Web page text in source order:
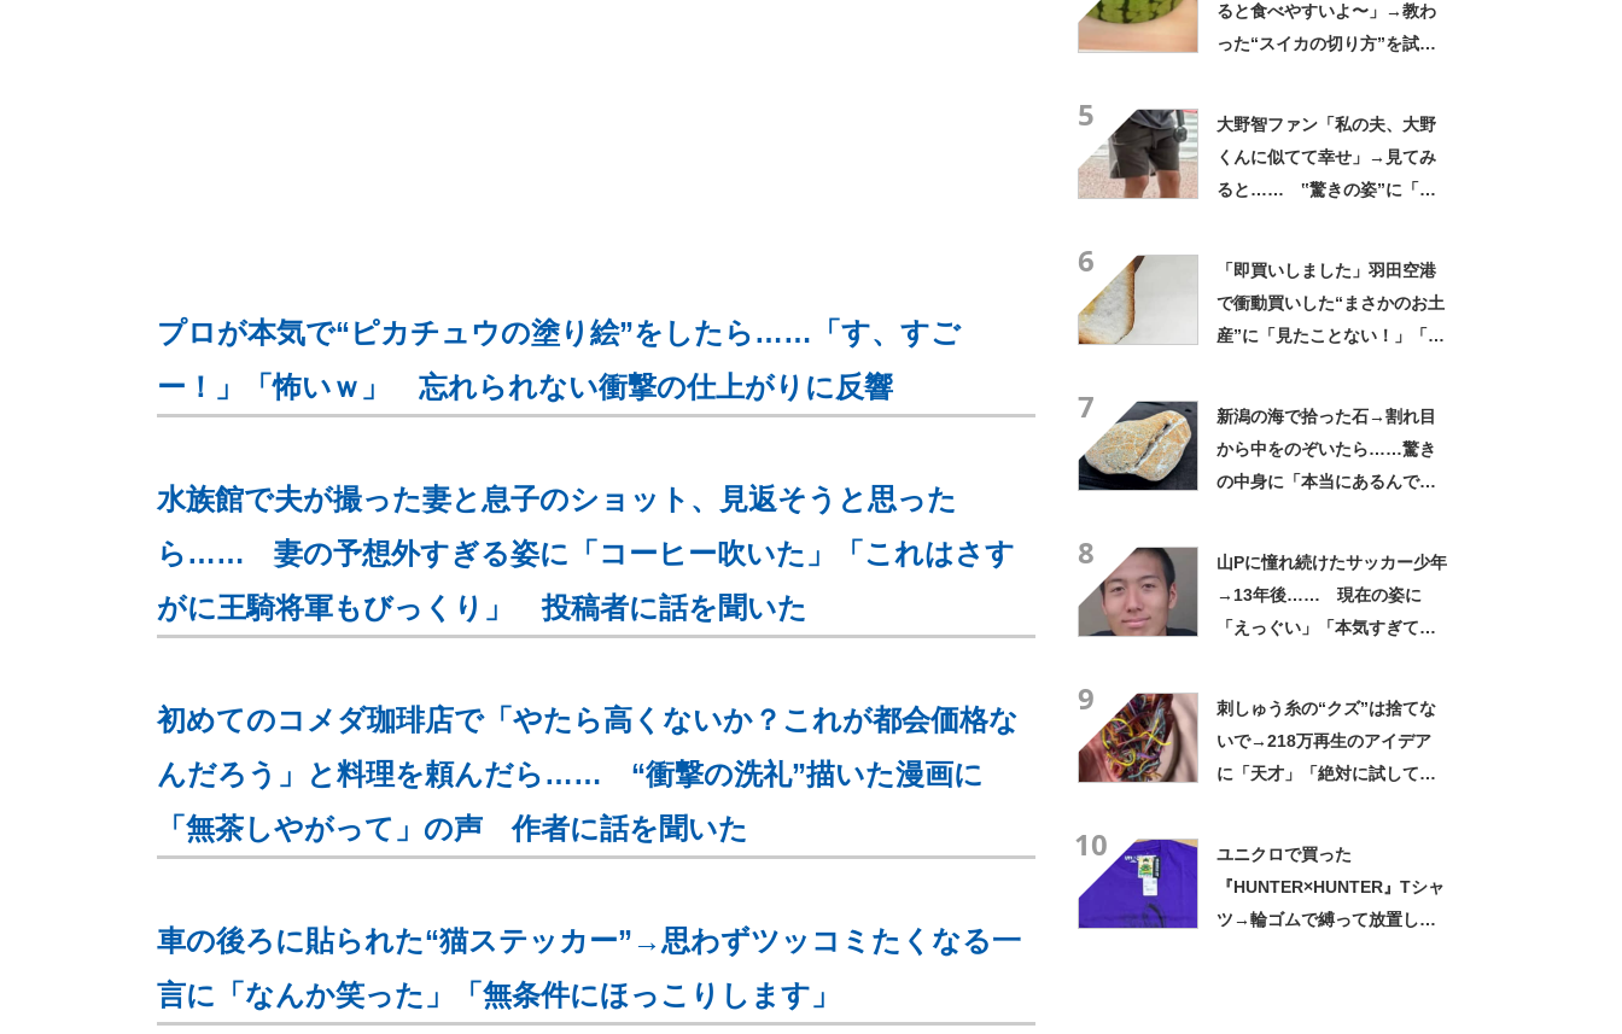
プロが本気で“ピカチュウの塗り絵”をしたら……「す、すご
ー！」「怖いｗ」 忘れられない衝撃の仕上がりに反響
水族館で夫が撮った妻と息子のショット、見返そうと思った
ら…… 妻の予想外すぎる姿に「コーヒー吹いた」「これはさす
がに王騎将軍もびっくり」 投稿者に話を聞いた
初めてのコメダ珈琲店で「やたら高くないか？これが都会価格な
んだろう」と料理を頼んだら…… “衝撃の洗礼”描いた漫画に
「無茶しやがって」の声 作者に話を聞いた
車の後ろに貼られた“猫ステッカー”→思わずツッコミたくなる一
言に「なんか笑った」「無条件にほっこりします」
ると食べやすいよ〜」→教わ
った“スイカの切り方”を試し
5
大野智ファン「私の夫、大野
くんに似てて幸せ」→見てみ
ると…… ‟驚きの姿”に「最
6
「即買いしました」羽田空港
で衝動買いした“まさかのお土
産”に「見たことない！」「み
7
新潟の海で拾った石→割れ目
から中をのぞいたら……驚き
の中身に「本当にあるんです
8
山Pに憧れ続けたサッカー少年
→13年後…… 現在の姿に
「えっぐい」「本気すぎて尊
9
刺しゅう糸の“クズ”は捨てな
いで→218万再生のアイデア
に「天才」「絶対に試してみ
10
ユニクロで買った
『HUNTER×HUNTER』Tシャ
ツ→輪ゴムで縛って放置した